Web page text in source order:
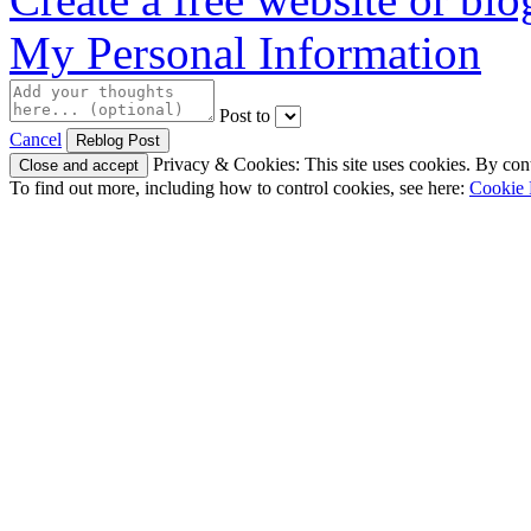
My Personal Information
Post to
Cancel
Privacy & Cookies: This site uses cookies. By
To find out more, including how to control cookies, see here: Cookie